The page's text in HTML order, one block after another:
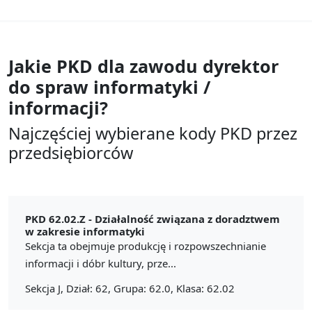
Jakie PKD dla zawodu dyrektor
do spraw informatyki /
informacji?
Najczęściej wybierane kody PKD przez
przedsiębiorców
PKD 62.02.Z - Działalność związana z doradztwem
w zakresie informatyki
Sekcja ta obejmuje produkcję i rozpowszechnianie
informacji i dóbr kultury, prze...
Sekcja J, Dział: 62, Grupa: 62.0, Klasa: 62.02